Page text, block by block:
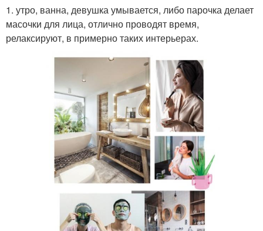
1. утро, ванна, девушка умывается, либо парочка делает
масочки для лица, отлично проводят время,
релаксируют, в примерно таких интерьерах.